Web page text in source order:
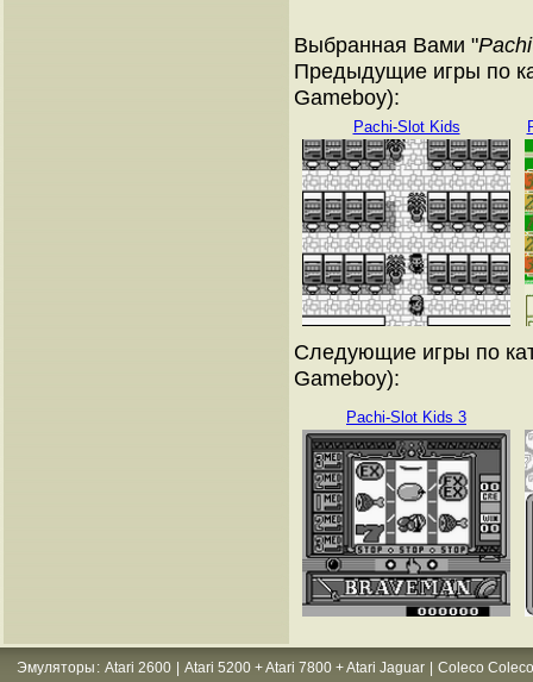
Выбранная Вами "
Предыдущие игры по
Gameboy):
Pachi-Slot Kids
Следующие игры по
Gameboy):
Pachi-Slot Kids 3
Эмуляторы : Atari 2600 Atari 5200 + Atari 7800 + Atari Jaguar
Coleco